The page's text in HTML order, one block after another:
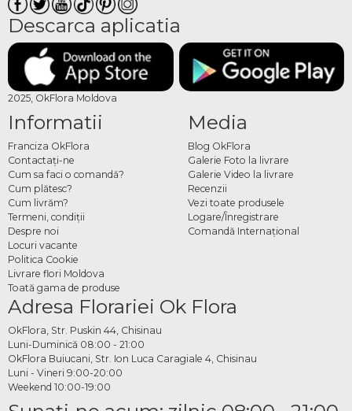
Descarca aplicatia
2025, OkFlora Moldova
Informatii
Franciza OkFlora
Contactaţi-ne
Cum sa faci o comandă?
Cum plătesc?
Cum livrăm?
Termeni, condiţii
Despre noi
Locuri vacante
Politica Cookie
Livrare flori Moldova
Toată gama de produse
Media
Blog OkFlora
Galerie Foto la livrare
Galerie Video la livrare
Recenzii
Vezi toate produsele
Logare/Înregistrare
Comandă Internațional
Adresa Florariei Ok Flora
OkFlora, Str. Puskin 44, Chisinau
Luni-Duminică 08:00 - 21:00
OkFlora Buiucani, Str. Ion Luca Caragiale 4, Chisinau
Luni - Vineri 9:00-20:00
Weekend 10:00-19:00